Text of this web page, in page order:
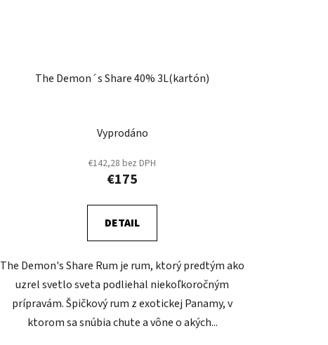
The Demon´s Share 40% 3L(kartón)
Vyprodáno
€142,28 bez DPH
€175
DETAIL
The Demon's Share Rum je rum, ktorý predtým ako
uzrel svetlo sveta podliehal niekoľkoročným
prípravám. Špičkový rum z exotickej Panamy, v
ktorom sa snúbia chute a vône o akých...